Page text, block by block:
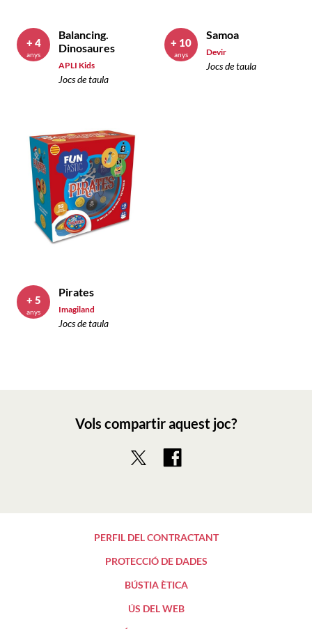
Balancing.
Dinosaures
APLI Kids
Jocs de taula
+ 4
anys
Samoa
Devir
Jocs de taula
+ 10
anys
Pirates
Imagiland
Jocs de taula
+ 5
anys
Vols compartir aquest joc?
PERFIL DEL CONTRACTANT
PROTECCIÓ DE DADES
BÚSTIA ÈTICA
ÚS DEL WEB